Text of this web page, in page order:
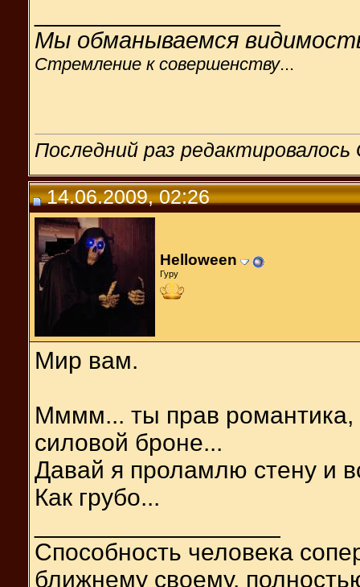
Мы обманываемся
Стремление к совершенству...
Последний раз
14.06.2009, 02:26
Helloween
Гуру
Мир вам.
Мммм... ты прав романтика,
силовой броне...
Давай я проламлю стену и
Как грубо...
Способность человека
ближнему своему,